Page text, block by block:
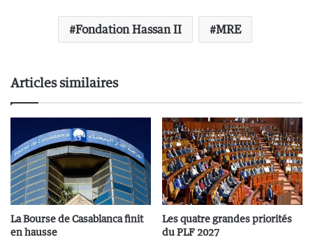
Fondation Hassan II MRE
Articles similaires
La Bourse de Casablanca finit
en hausse
Les quatre grandes priorités
du PLF 2027